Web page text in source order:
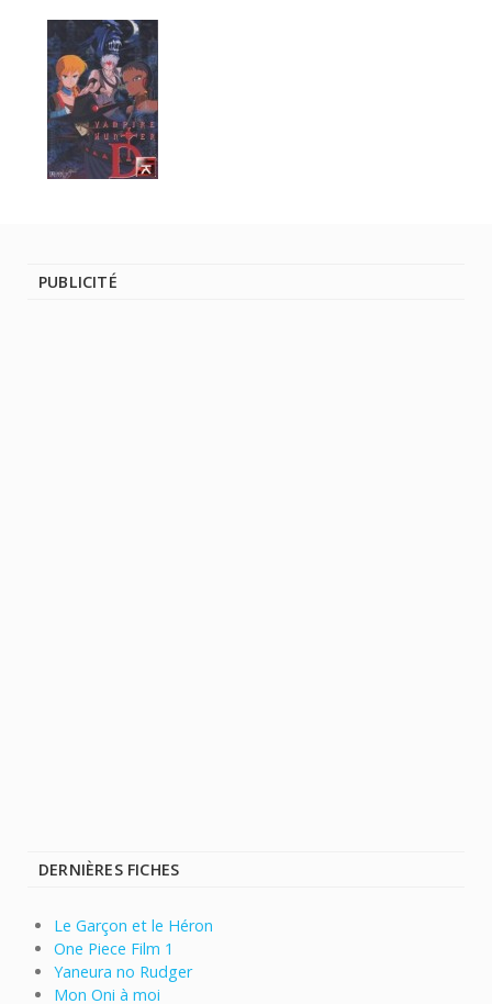
PUBLICITÉ
DERNIÈRES FICHES
Le Garçon et le Héron
One Piece Film 1
Yaneura no Rudger
Mon Oni à moi